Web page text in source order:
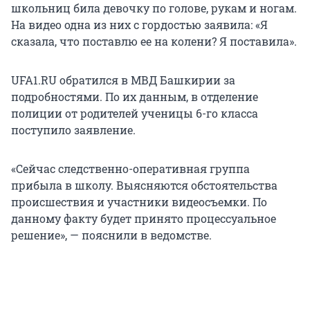
школьниц била девочку по голове, рукам и ногам.
На видео одна из них с гордостью заявила: «Я
сказала, что поставлю ее на колени? Я поставила».
UFA1.RU обратился в МВД Башкирии за
подробностями. По их данным, в отделение
полиции от родителей ученицы 6-го класса
поступило заявление.
«Сейчас следственно-оперативная группа
прибыла в школу. Выясняются обстоятельства
происшествия и участники видеосъемки. По
данному факту будет принято процессуальное
решение», — пояснили в ведомстве.